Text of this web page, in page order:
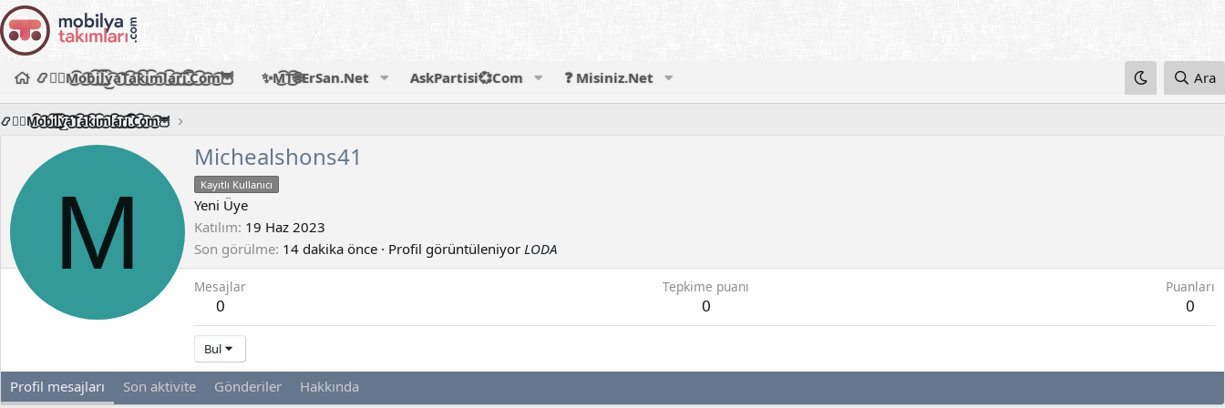
📿🧙‍♂️M͜͡o͜͡b͜͡i͜͡l͜͡y͜͡a͜͡T͜͡a͜͡k͜͡i͜͡m͜͡l͜͡a͜͡r͜͡i͜͡.͜͡C͜͡o͜͡m͜͡🦉 ✨M͜͡T͜͡🌐ErSan.Net AskPartisi💞Com ❓ Misiniz.Net Ara
📿🧙‍♂️M͜͡o͜͡b͜͡i͜͡l͜͡y͜͡a͜͡T͜͡a͜͡k͜͡i͜͡m͜͡l͜͡a͜͡r͜͡i͜͡.͜͡C͜͡o͜͡m͜͡🦉
M
Michealshons41
Kayıtlı Kullanıcı
Yeni Üye
Katılım 19 Haz 2023
Son görülme 14 dakika önce · Profil görüntüleniyor LODA
Mesajlar
0
Tepkime puanı
0
Puanları
0
Bul
Profil mesajları Son aktivite Gönderiler Hakkında